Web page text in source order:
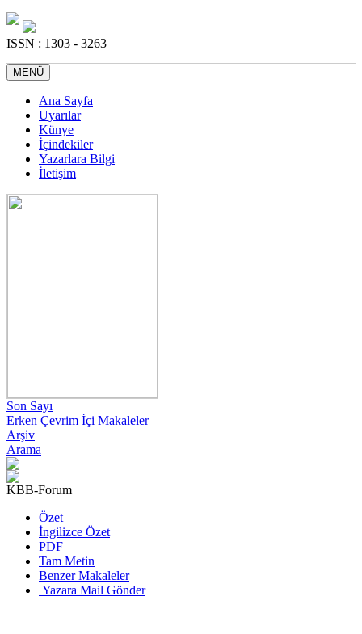
ISSN : 1303 - 3263
MENÜ
Ana Sayfa
Uyarılar
Künye
İçindekiler
Yazarlara Bilgi
İletişim
Son Sayı
Erken Çevrim İçi Makaleler
Arşiv
Arama
KBB-Forum
Özet
İngilizce Özet
PDF
Tam Metin
Benzer Makaleler
Yazara Mail Gönder